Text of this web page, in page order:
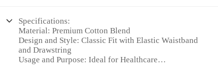
Specifications:
Material: Premium Cotton Blend
Design and Style: Classic Fit with Elastic Waistband
and Drawstring
Usage and Purpose: Ideal for Healthcare